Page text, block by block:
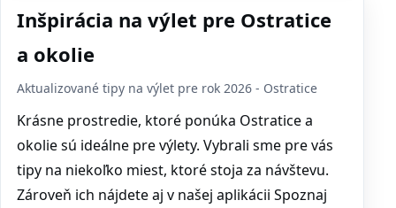
Inšpirácia na výlet pre Ostratice
a okolie
Aktualizované tipy na výlet pre rok 2026 - Ostratice
Krásne prostredie, ktoré ponúka Ostratice a
okolie sú ideálne pre výlety. Vybrali sme pre vás
tipy na niekoľko miest, ktoré stoja za návštevu.
Zároveň ich nájdete aj v našej aplikácii Spoznaj